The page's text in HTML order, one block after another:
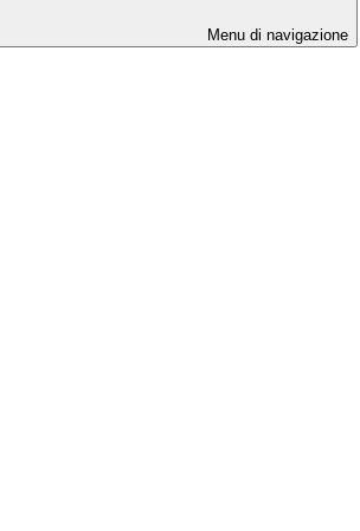
Menu di navigazione